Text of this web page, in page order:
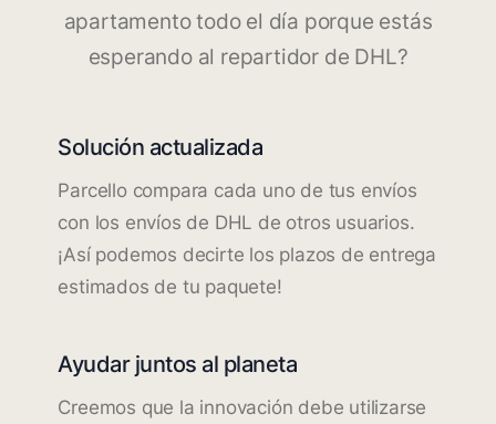
apartamento todo el día porque estás
esperando al repartidor de DHL?
Solución actualizada
Parcello compara cada uno de tus envíos
con los envíos de DHL de otros usuarios.
¡Así podemos decirte los plazos de entrega
estimados de tu paquete!
Ayudar juntos al planeta
Creemos que la innovación debe utilizarse